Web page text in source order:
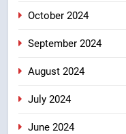
October 2024
September 2024
August 2024
July 2024
June 2024